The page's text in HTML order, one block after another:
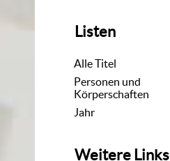
Listen
Alle Titel
Personen und
Körperschaften
Jahr
Weitere Links